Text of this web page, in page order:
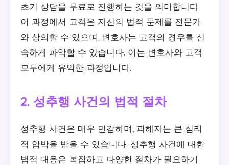
초기 상담을 무료로 진행하는 것을 의미합니다.
이 과정에서 고객은 자신의 법적 문제를 전문가
와 상의할 수 있으며, 변호사는 고객의 경우를 신
속하게 파악할 수 있습니다. 이는 변호사와 고객
모두에게 유익한 과정입니다.
2. 성추행 사건의 법적 절차
성추행 사건은 매우 민감하며, 피해자는 큰 심리
적 압박을 받을 수 있습니다. 성추행 사건에 대한
법적 대응은 복잡하고 다양한 절차가 필요하기